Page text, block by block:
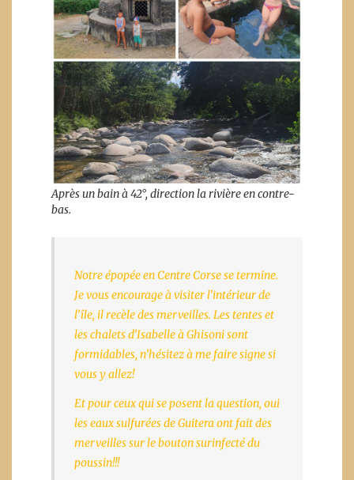
Après un bain à 42°, direction la rivière en contre-
bas.
Notre épopée en Centre Corse se termine.
Je vous encourage à visiter l’intérieur de
l’île, il recèle des merveilles. Les tentes et
les chalets d’Isabelle à Ghisoni sont
formidables, n’hésitez à me faire signe si
vous y allez!
Et pour ceux qui se posent la question, oui
les eaux sulfurées de Guitera ont fait des
merveilles sur le bouton surinfecté du
poussin!!!